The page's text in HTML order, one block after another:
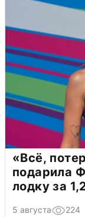
«Всё,
подарила
лодку за
5 августа 224